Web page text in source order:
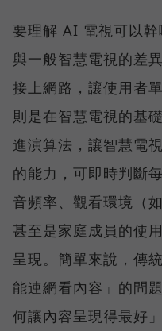
要理解 AI 電視可以
與一般智慧電視的差
接上網路，讓使用者
則是在智慧電視的基
進演算法，讓智慧電
的能力，可即時判斷
音頻率、觀看環境（
甚至是家庭成員的使
呈現。簡單來說，傳
能連網看內容」的問
何讓內容呈現得最好